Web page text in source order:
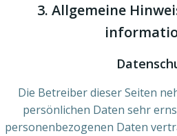
3. Allgemeine
Die Betreiber dieser Seiten
persönlichen Daten sehr
personenbezogenen Daten